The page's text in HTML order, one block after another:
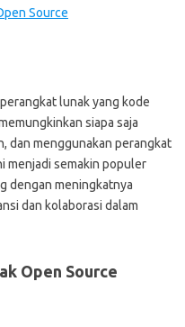
Source
lunak yang kode
siapa saja
dan menggunakan perangkat
menjadi semakin populer
dengan meningkatnya
dan kolaborasi dalam
Open Source